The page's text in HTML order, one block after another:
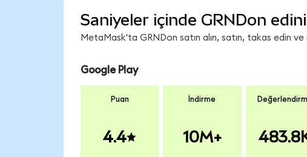
Saniyeler içinde GRNDon
MetaMask'ta GRNDon satın alın, satın, takas edin
Google Play
Puan
4.4
İndirme
10M+